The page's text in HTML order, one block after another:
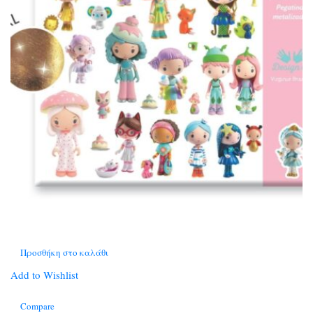
Προσθήκη στο καλάθι
Add to Wishlist
Compare